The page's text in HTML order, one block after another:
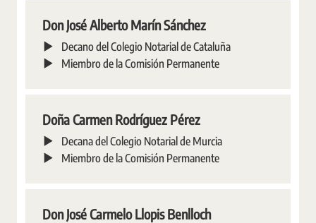
Don José Alberto Marín Sánchez
Decano del Colegio Notarial de Cataluña
Miembro de la Comisión Permanente
Doña Carmen Rodríguez Pérez
Decana del Colegio Notarial de Murcia
Miembro de la Comisión Permanente
Don José Carmelo Llopis Benlloch